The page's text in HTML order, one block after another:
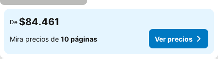
De $84.461
Mira precios de 10 páginas Ver precios